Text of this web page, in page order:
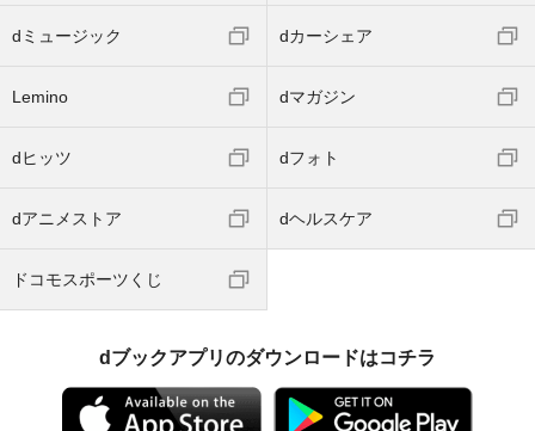
dミュージック dカーシェア
Lemino dマガジン
dヒッツ dフォト
dアニメストア dヘルスケア
ドコモスポーツくじ
dブックアプリのダウンロードはコチラ